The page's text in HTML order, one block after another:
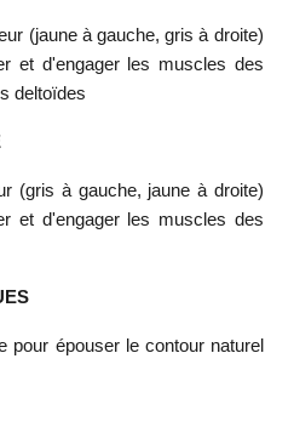
(jaune à gauche, gris à droite)
et d'engager les muscles des
deltoïdes
(gris à gauche, jaune à droite)
et d'engager les muscles des
pour épouser le contour naturel